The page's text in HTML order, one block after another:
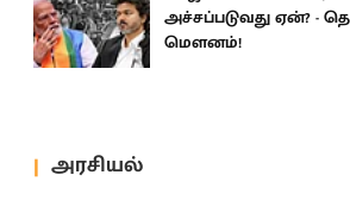
அச்சப்படுவது ஏன்? -
மெளனம்!
அரசியல்